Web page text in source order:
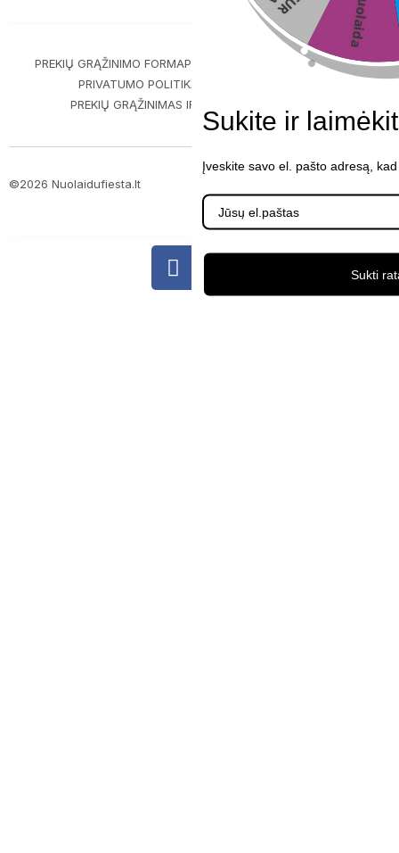
PREKIŲ GRĄŽINIMO FORMAPIRKIMO-PARDAVIMO TAISYKLĖS
PRIVATUMO POLITIKA
PREKIŲ GRĄŽINIMAS IR GARANTIJA
©2026 Nuolaidufiesta.lt
ScalePeak
Sukite ir
Įveskite savo el. pašto adresą,
Sukti